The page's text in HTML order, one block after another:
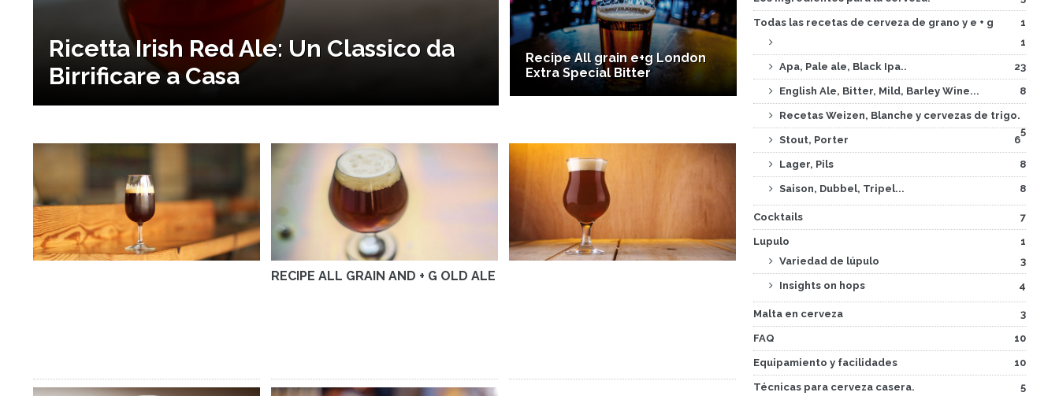
Ricetta Irish Red Ale: Un Classico da
Birrificare a Casa
Recipe All grain e+g London
Extra Special Bitter
RECIPE ALL GRAIN AND + G OLD ALE
Todas las recetas de cerveza de grano y e + g
1
1
Apa, Pale ale, Black Ipa.. 23
English Ale, Bitter, Mild, Barley Wine... 8
Recetas Weizen, Blanche y cervezas de trigo.
5
Stout, Porter 6
Lager, Pils 8
Saison, Dubbel, Tripel... 8
Cocktails 7
Lupulo
1
Variedad de lúpulo
3
Insights on hops 4
Malta en cerveza 3
FAQ 10
Equipamiento y facilidades 10
Técnicas para cerveza casera. 5